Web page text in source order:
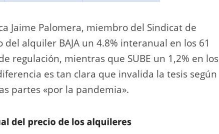
Jaime Palomera, miembro del Sindicat de
alquiler BAJA un 4.8% interanual en los 61
regulación, mientras que SUBE un 1,2% en los
es tan clara que invalida la tesis según
partes «por la pandemia».